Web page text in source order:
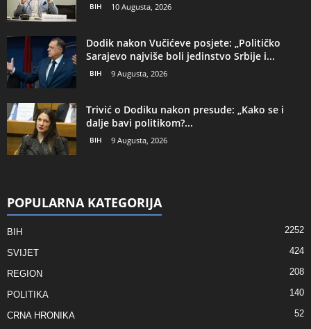
BIH 10 Augusta, 2026
Dodik nakon Vučićeve posjete: „Političko
Sarajevo najviše boli jedinstvo Srbije i...
BIH 9 Augusta, 2026
Trivić o Dodiku nakon presude: „Kako se i
dalje bavi politikom?...
BIH 9 Augusta, 2026
POPULARNA KATEGORIJA
BIH 2252
SVIJET 424
REGION 208
POLITIKA 140
CRNA HRONIKA
52